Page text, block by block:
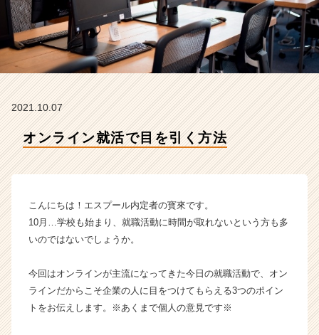
ル
の
タ
イ
|
ャ
成
長
業
か
ら
2021.10.07
オンライン就活で目を引く方法
こんにちは！エスプール内定者の寳來です。
10月…学校も始まり、就職活動に時間が取れないという方も多
いのではないでしょうか。
今回はオンラインが主流になってきた今日の就職活動で、オン
ラインだからこそ企業の人に目をつけてもらえる3つのポイン
トをお伝えします。※あくまで個人の意見です※